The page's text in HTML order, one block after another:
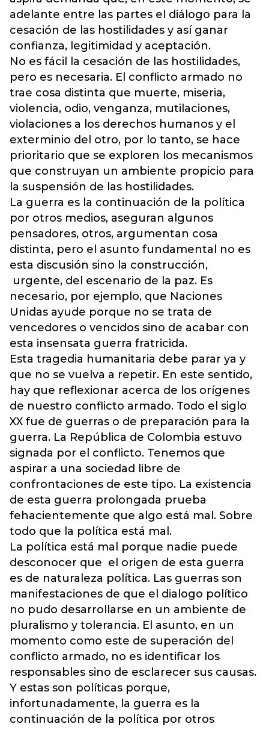
adelante entre las partes el diálogo para la
cesación de las hostilidades y así ganar
confianza, legitimidad y aceptación.
No es fácil la cesación de las hostilidades,
pero es necesaria. El conflicto armado no
trae cosa distinta que muerte, miseria,
violencia, odio, venganza, mutilaciones,
violaciones a los derechos humanos y el
exterminio del otro, por lo tanto, se hace
prioritario que se exploren los mecanismos
que construyan un ambiente propicio para
la suspensión de las hostilidades.
La guerra es la continuación de la política
por otros medios, aseguran algunos
pensadores, otros, argumentan cosa
distinta, pero el asunto fundamental no es
esta discusión sino la construcción,
urgente, del escenario de la paz. Es
necesario, por ejemplo, que Naciones
Unidas ayude porque no se trata de
vencedores o vencidos sino de acabar con
esta insensata guerra fratricida.
Esta tragedia humanitaria debe parar ya y
que no se vuelva a repetir. En este sentido,
hay que reflexionar acerca de los orígenes
de nuestro conflicto armado. Todo el siglo
XX fue de guerras o de preparación para la
guerra. La República de Colombia estuvo
signada por el conflicto. Tenemos que
aspirar a una sociedad libre de
confrontaciones de este tipo. La existencia
de esta guerra prolongada prueba
fehacientemente que algo está mal. Sobre
todo que la política está mal.
La política está mal porque nadie puede
desconocer que el origen de esta guerra
es de naturaleza política. Las guerras son
manifestaciones de que el dialogo político
no pudo desarrollarse en un ambiente de
pluralismo y tolerancia. El asunto, en un
momento como este de superación del
conflicto armado, no es identificar los
responsables sino de esclarecer sus causas.
Y estas son políticas porque,
infortunadamente, la guerra es la
continuación de la política por otros